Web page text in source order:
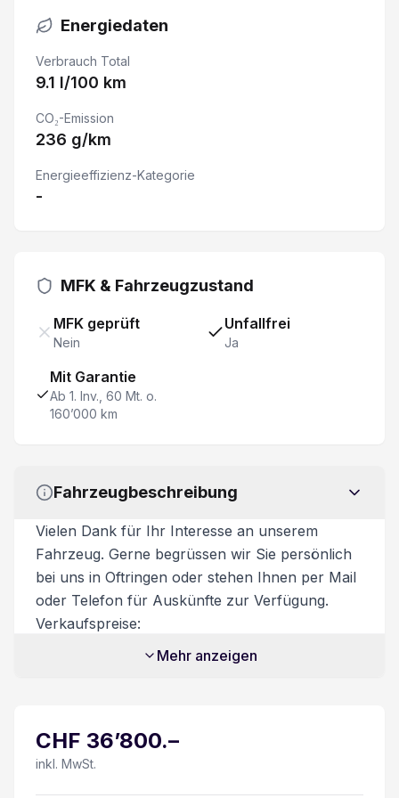
Sitzheizung vorne
Ledersitze
Keyless Entry & Go
Windowbag und Seitenairbags für Fahrer und Beifahr
Anschlussgarantie 5 Jahre oder 160'000 km
USB/ Bluetooth
Ersatzrad
Ladestation induktiv
Automatisch abblendbarer Innenspiegel
Bergabfahrassistent
Energiedaten
Verbrauch Total
9.1 l/100 km
CO₂-Emission
236 g/km
Energieeffizienz-Kategorie
-
MFK & Fahrzeugzustand
MFK geprüft
Nein
Unfallfrei
Ja
Mit Garantie
Ab 1. Inv., 60 Mt. o.
160’000 km
Fahrzeugbeschreibung
Vielen Dank für Ihr Interesse an unserem
Fahrzeug. Gerne begrüssen wir Sie persönlich
bei uns in Oftringen oder stehen Ihnen per Mail
oder Telefon für Auskünfte zur Verfügung.
Verkaufspreise:
Unsere Verkaufspreise sind inkl. 8.1%
Beim Kauf eines Fahrzeuges ist ein
Ablieferungspaket für CHF 550.- optional
Mehr anzeigen
CHF 36’800.–
inkl. MwSt.